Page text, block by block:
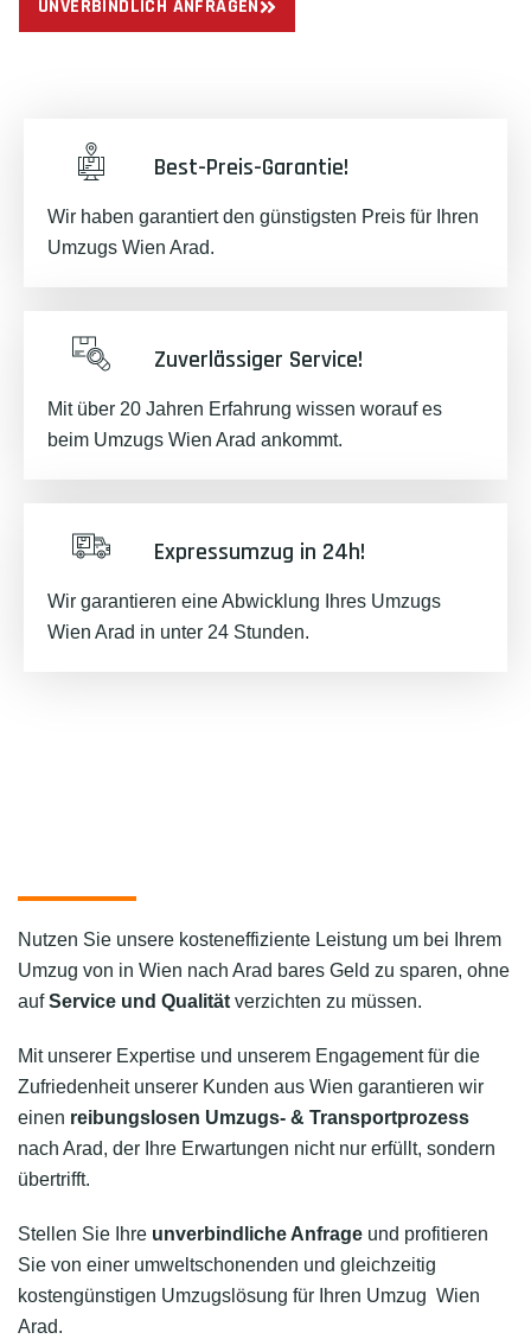
UNVERBINDLICH ANFRAGEN
Best-Preis-Garantie!
Wir haben garantiert den günstigsten Preis für Ihren
Umzugs Wien Arad.
Zuverlässiger Service!
Mit über 20 Jahren Erfahrung wissen worauf es
beim Umzugs Wien Arad ankommt.
Expressumzug in 24h!
Wir garantieren eine Abwicklung Ihres Umzugs
Wien Arad in unter 24 Stunden.
Nutzen Sie unsere kosteneffiziente Leistung um bei Ihrem
Umzug von in Wien nach Arad bares Geld zu sparen, ohne
aufService und Qualität verzichten zu müssen.
Mit unserer Expertise und unserem Engagement für die
Zufriedenheit unserer Kunden aus Wien garantieren wir
einen reibungslosen Umzugs- & Transportprozess
nach Arad, der Ihre Erwartungen nicht nur erfüllt, sondern
übertrifft.
Stellen Sie Ihre unverbindliche Anfrage und profitieren
Sie von einer umweltschonenden und gleichzeitig
kostengünstigen Umzugslösung für Ihren Umzug Wien
Arad.